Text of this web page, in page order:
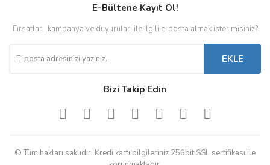
E-Bültene Kayıt Ol!
Fırsatları, kampanya ve duyuruları ile ilgili e-posta almak ister misiniz?
EKLE
Bizi Takip Edin
© Tüm hakları saklıdır. Kredi kartı bilgileriniz 256bit SSL sertifikası ile